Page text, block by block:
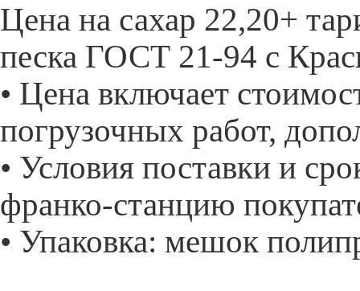
Цена на сахар 22,20+
песка ГОСТ 21-94 с
• Цена включает
погрузочных работ,
• Условия поставки и
франко-станцию
• Упаковка: мешок